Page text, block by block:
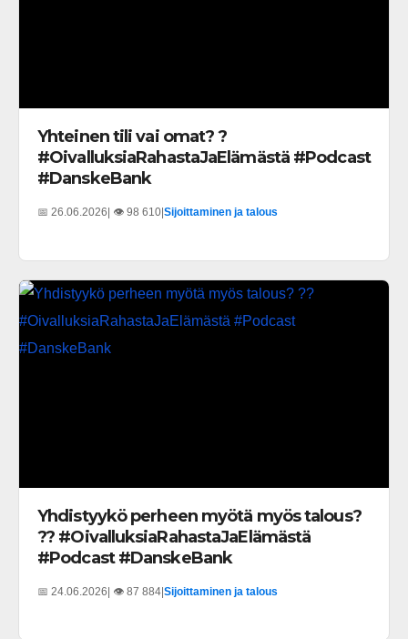
Yhteinen tili vai omat? ?
#OivalluksiaRahastaJaElämästä #Podcast
#DanskeBank
📅 26.06.2026 | 👁️ 98 610 Sijoittaminen ja talous
Yhdistyykö perheen myötä myös talous?
?? #OivalluksiaRahastaJaElämästä
#Podcast #DanskeBank
📅 24.06.2026 | 👁️ 87 884 Sijoittaminen ja talous